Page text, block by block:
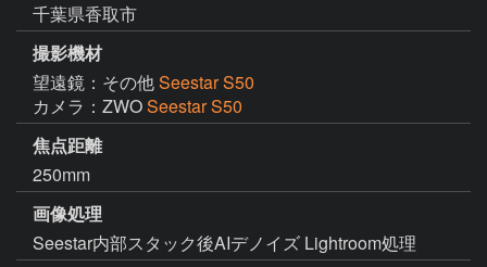
千葉県香取市
撮影機材
望遠鏡：その他Seestar S50
カメラ：ZWOSeestar S50
焦点距離
250mm
画像処理
Seestar内部スタック後AIデノイズ Lightroom処理